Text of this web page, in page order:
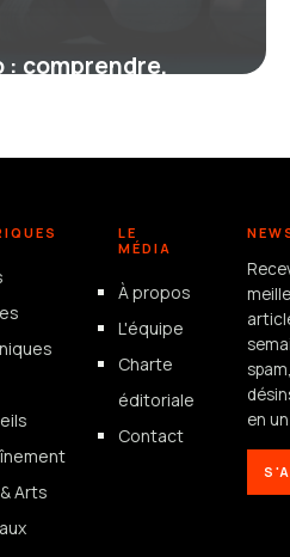
: comprendre,
Arts
LE
MÉDIA
À propos
L'équipe
Charte
éditoriale
Contact
en